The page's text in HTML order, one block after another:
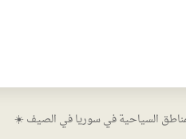
السياحية في سوريا في الصيف ☀️